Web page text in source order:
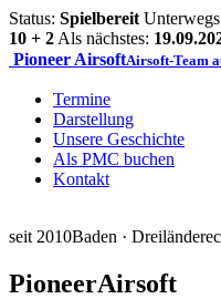
Status: Spielbereit
10 + 2 Als nächstes:
Pioneer AirsoftAirsoft-Team
Termine
Darstellung
Unsere Geschichte
Als PMC buchen
Kontakt
seit 2010Baden ·
PioneerAirsoft